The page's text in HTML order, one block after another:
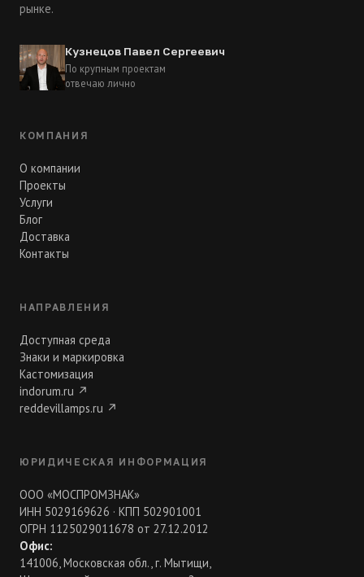
рынке.
Кузнецов Павел Сергеевич
По крупным проектам
отвечаю лично
КОМПАНИЯ
О компании
Проекты
Услуги
Блог
Доставка
Контакты
НАПРАВЛЕНИЯ
Доступная среда
Знаки и маркировка
Кастомизация
indorum.ru ↗
reddevillamps.ru ↗
ЮРИДИЧЕСКАЯ ИНФОРМАЦИЯ
ООО «МОСПРОМЗНАК»
ИНН 5029169626 · КПП 502901001
ОГРН 1125029011678 от 27.12.2012
Офис:
141006, Московская обл., г. Мытищи,